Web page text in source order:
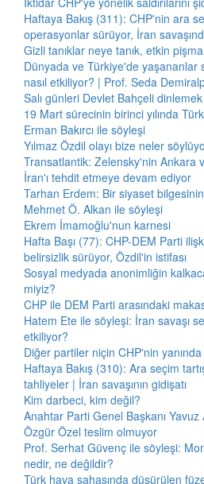
Haftaya Bakış (311): CHP'nin ara
operasyonlar sürüyor, İran
Gizli tanıklar neye tanık, etkin
Dünyada ve Türkiye'de yaşananlar
nasıl etkiliyor? | Prof. Seda
Salı günleri Devlet Bahçeli dinlemek
19 Mart sürecinin birinci yılında
Erman Bakırcı ile söyleşi
Yılmaz Özdil olayı bize neler
Transatlantik: Zelensky'nin Ankara
İran'ı tehdit etmeye devam ediyor
Tarhan Erdem: Bir siyaset
Mehmet Ö. Alkan ile söyleşi
Ekrem İmamoğlu'nun karnesi
Hafta Başı (77): CHP-DEM Parti
belirsizlik sürüyor, Özdil'in istifası
Sosyal medyada anonimliğin
miyiz?
CHP ile DEM Parti arasındaki
Hatem Ete ile söyleşi: İran savaşı
etkiliyor?
Diğer partiler niçin CHP'nin
Haftaya Bakış (310): Ara seçim
tahliyeler | İran savaşının gidişatı
Kim darbeci, kim değil?
Anahtar Parti Genel Başkanı Yavuz
Özgür Özel teslim olmuyor
Prof. Serhat Güvenç ile söyleşi:
nedir, ne değildir?
Türk hava sahasında düşürülen